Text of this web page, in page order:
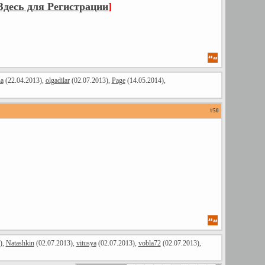
для Регистрации]
(22.04.2013), olgadilar(02.07.2013), Page(14.05.2014),
#50
Natashkin(02.07.2013), vitusya(02.07.2013), vobla72(02.07.2013),